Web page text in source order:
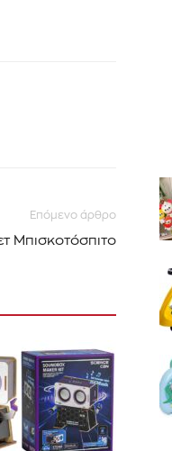
Επόμενο άρθρο
Μπισκοτόσπιτο